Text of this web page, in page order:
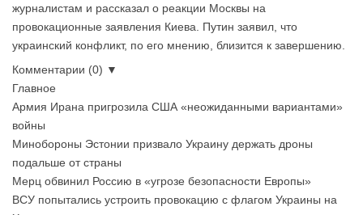
журналистам и рассказал о реакции Москвы на
провокационные заявления Киева. Путин заявил, что
украинский конфликт, по его мнению, близится к завершению.
Комментарии (0) ▼
Главное
Армия Ирана пригрозила США «неожиданными вариантами»
войны
Минобороны Эстонии призвало Украину держать дроны
подальше от страны
Мерц обвинил Россию в «угрозе безопасности Европы»
ВСУ попытались устроить провокацию с флагом Украины на